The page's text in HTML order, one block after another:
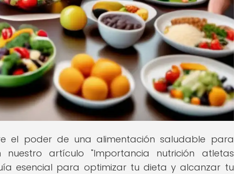
el poder de una alimentación saludable para
nuestro artículo "Importancia nutrición atletas
esencial para optimizar tu dieta y alcanzar tu